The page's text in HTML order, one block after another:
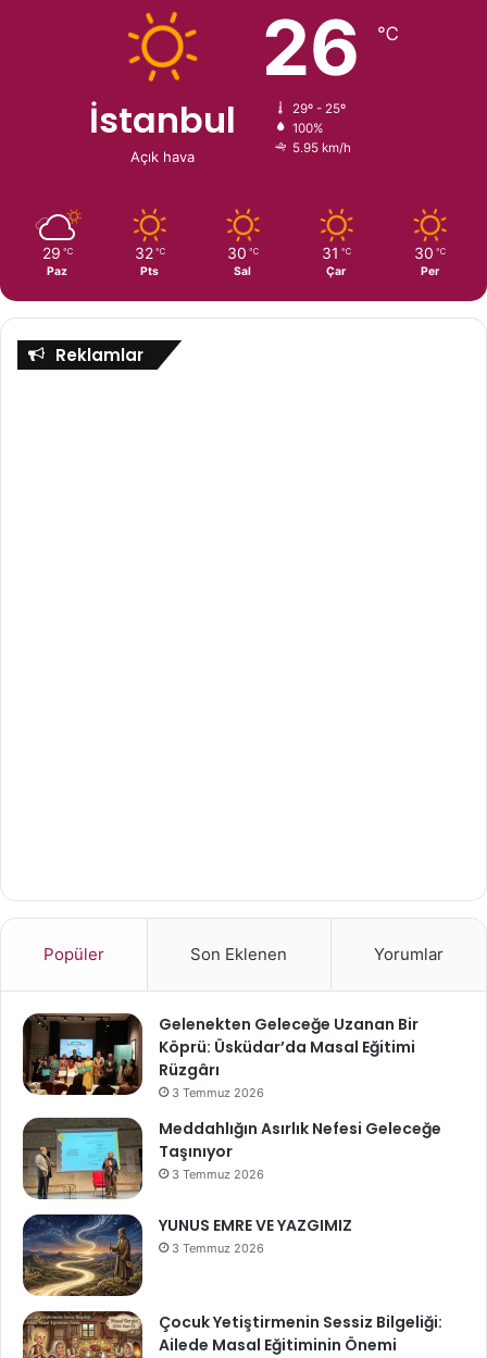
İstanbul
Açık hava
26 ℃
29º - 25º
100%
5.95 km/h
29 ℃
Paz
32 ℃
Pts
30 ℃
Sal
31 ℃
Çar
30 ℃
Per
Reklamlar
Popüler Son Eklenen Yorumlar
Gelenekten Geleceğe Uzanan Bir
Köprü: Üsküdar’da Masal Eğitimi
Rüzgârı
3 Temmuz 2026
Meddahlığın Asırlık Nefesi Geleceğe
Taşınıyor
3 Temmuz 2026
YUNUS EMRE VE YAZGIMIZ
3 Temmuz 2026
Çocuk Yetiştirmenin Sessiz Bilgeliği:
Ailede Masal Eğitiminin Önemi